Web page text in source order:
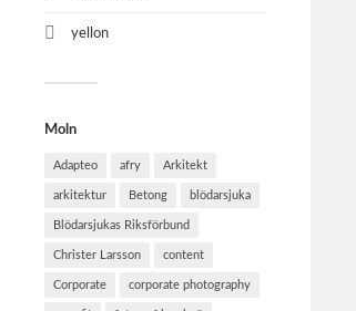
yellon
Moln
Adapteo afry Arkitekt
arkitektur Betong blödarsjuka
Blödarsjukas Riksförbund
Christer Larsson content
Corporate corporate photography